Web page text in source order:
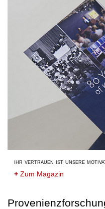
ihr vertrauen ist unsere
+Zum Magazin